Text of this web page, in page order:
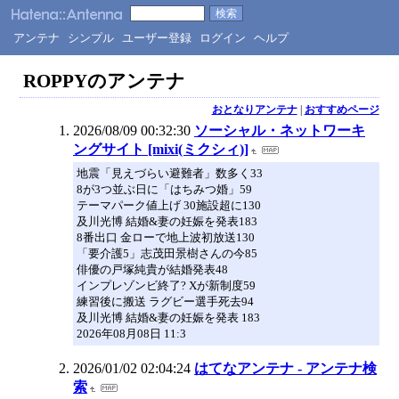
アンテナ シンプル ユーザー登録 ログイン ヘルプ
ROPPYのアンテナ
おとなりアンテナ| おすすめページ
2026/08/09 00:32:30 ソーシャル・ネットワーキ
ングサイト [mixi(ミクシィ)]
地震「見えづらい避難者」数多く33
8が3つ並ぶ日に「はちみつ婚」59
テーマパーク値上げ 30施設超に130
及川光博 結婚&妻の妊娠を発表183
8番出口 金ローで地上波初放送130
「要介護5」志茂田景樹さんの今85
俳優の戸塚純貴が結婚発表48
インプレゾンビ終了? Xが新制度59
練習後に搬送 ラグビー選手死去94
及川光博 結婚&妻の妊娠を発表 183
2026年08月08日 11:3
2026/01/02 02:04:24 はてなアンテナ - アンテナ検
索